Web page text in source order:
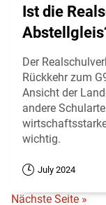
Ist die
Der
Rückkehr zum
Ansicht der
andere
wichtig.
July 2024
Nächste Seite »